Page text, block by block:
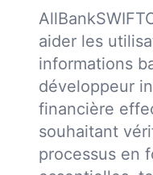
aider les
informations
développeur
financière
souhaitant
processus en